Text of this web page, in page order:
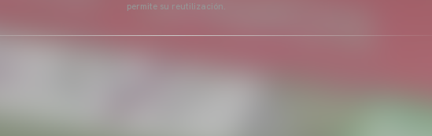
permite su reutilización.